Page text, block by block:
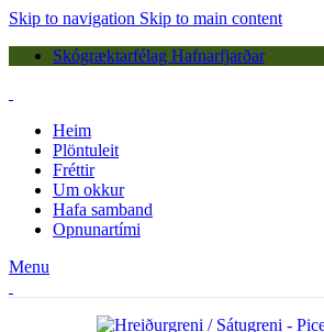
Skip to navigation Skip to main content
Skógræktarfélag Hafnarfjarðar
Heim
Plöntuleit
Fréttir
Um okkur
Hafa samband
Opnunartími
Menu